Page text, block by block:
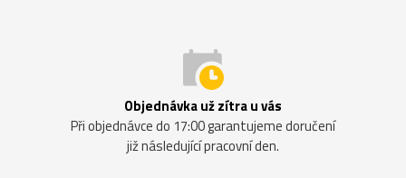
Objednávka už zítra u vás
Při objednávce do 17:00 garantujeme doručení
již následující pracovní den.